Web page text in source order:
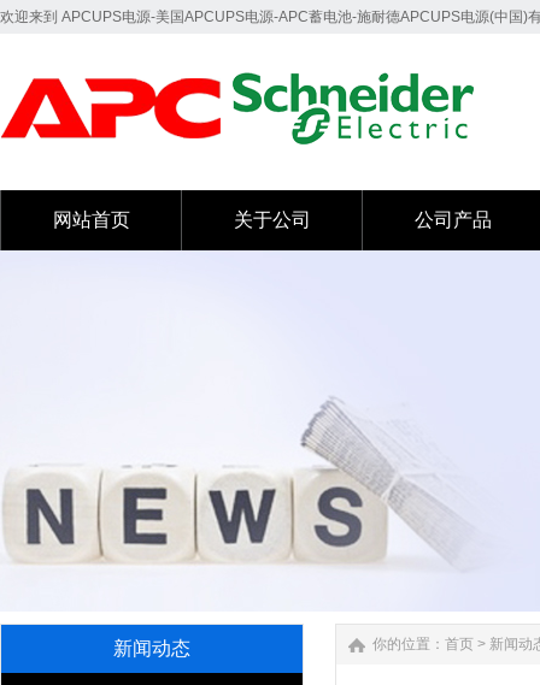
欢迎来到 APCUPS电源-美国APCUPS电源-APC蓄电池-施耐德APCUPS电源(中国)
网站首页 关于公司 公司产品
新闻动态 你的位置： 首页 > 新闻动